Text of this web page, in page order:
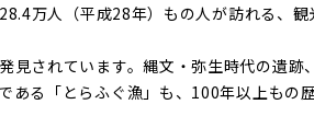
万人（平成28年）もの人が訪れる、観
見されています。縄文・弥生時代の遺跡
ある「とらふぐ漁」も、100年以上もの